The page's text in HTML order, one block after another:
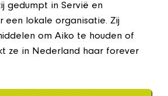
gedumpt in Servië en
een lokale organisatie. Zij
om Aiko te houden of
ze in Nederland haar forever